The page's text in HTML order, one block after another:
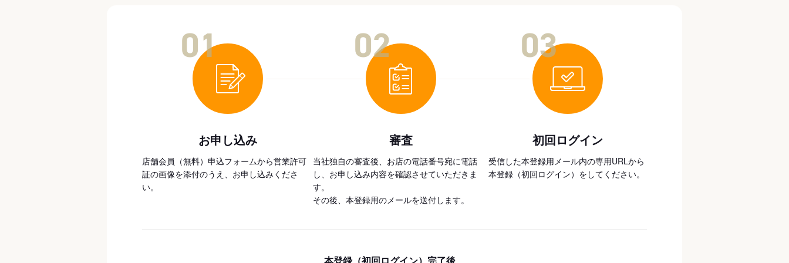
お申し込み
店舗会員（無料）申込フォームから営業許可
証の画像を添付のうえ、お申し込みくださ
い。
審査
当社独自の審査後、お店の電話番号宛に電話
し、お申し込み内容を確認させていただきま
す。
その後、本登録用のメールを送付します。
初回ログイン
受信した本登録用メール内の専用URLから
本登録（初回ログイン）をしてください。